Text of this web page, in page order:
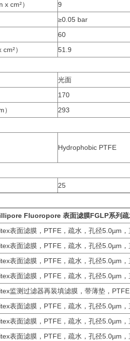
cm²）
9
≥0.05 bar
60
）
51.9
光面
170
293
Hydrophobic PTFE
25
Fluoropore 表面滤膜FGLP系列
表面滤膜，PTFE，疏水，孔径5.0µm
表面滤膜，PTFE，疏水，孔径5.0µm
表面滤膜，PTFE，疏水，孔径5.0µm
表面滤膜，PTFE，疏水，孔径5.0µm
监测过滤器再装填滤膜，带薄垫，
表面滤膜，PTFE，疏水，孔径5.0µm
表面滤膜，PTFE，疏水，孔径5.0µm
表面滤膜，PTFE，疏水，孔径5.0µm